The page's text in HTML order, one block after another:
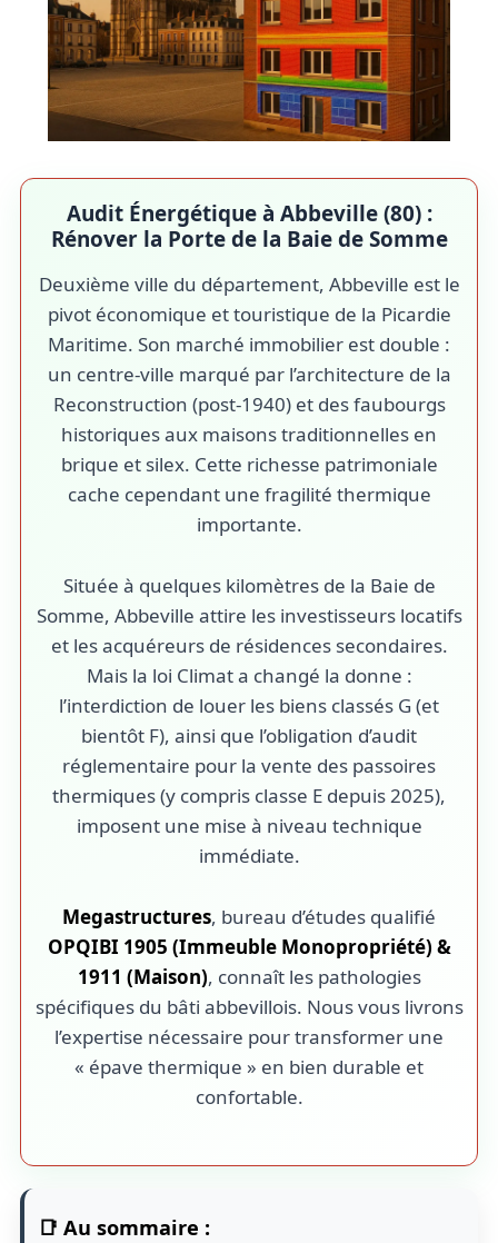
Audit Énergétique à Abbeville (80) :
Rénover la Porte de la Baie de Somme
Deuxième ville du département, Abbeville est le
pivot économique et touristique de la Picardie
Maritime. Son marché immobilier est double :
un centre-ville marqué par l’architecture de la
Reconstruction (post-1940) et des faubourgs
historiques aux maisons traditionnelles en
brique et silex. Cette richesse patrimoniale
cache cependant une fragilité thermique
importante.
Située à quelques kilomètres de la Baie de
Somme, Abbeville attire les investisseurs locatifs
et les acquéreurs de résidences secondaires.
Mais la loi Climat a changé la donne :
l’interdiction de louer les biens classés G (et
bientôt F), ainsi que l’obligation d’audit
réglementaire pour la vente des passoires
thermiques (y compris classe E depuis 2025),
imposent une mise à niveau technique
immédiate.
Megastructures, bureau d’études qualifié
OPQIBI 1905 (Immeuble Monopropriété) &
1911 (Maison), connaît les pathologies
spécifiques du bâti abbevillois. Nous vous livrons
l’expertise nécessaire pour transformer une
« épave thermique » en bien durable et
confortable.
📑 Au sommaire :